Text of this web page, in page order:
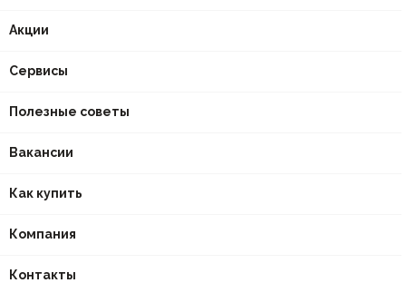
Акции
Сервисы
Полезные советы
Вакансии
Как купить
Компания
Контакты